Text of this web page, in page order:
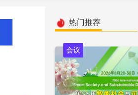
热门推荐
会议